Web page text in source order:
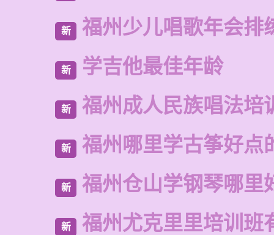
新 福州少儿唱歌年会排
新 学吉他最佳年龄
新 福州成人民族唱法培
新 福州哪里学古筝好点
新 福州仓山学钢琴哪里
新 福州尤克里里培训班